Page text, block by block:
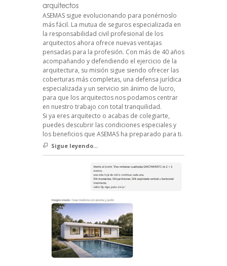
arquitectos
ASEMAS sigue evolucionando para ponérnoslo
más fácil. La mutua de seguros especializada en
la responsabilidad civil profesional de los
arquitectos ahora ofrece nuevas ventajas
pensadas para la profesión. Con más de 40 años
acompañando y defendiendo el ejercicio de la
arquitectura, su misión sigue siendo ofrecer las
coberturas más completas, una defensa jurídica
especializada y un servicio sin ánimo de lucro,
para que los arquitectos nos podamos centrar
en nuestro trabajo con total tranquilidad.
Si ya eres arquitecto o acabas de colegiarte,
puedes descubrir las condiciones especiales y
los beneficios que ASEMAS ha preparado para ti.
Sigue leyendo...